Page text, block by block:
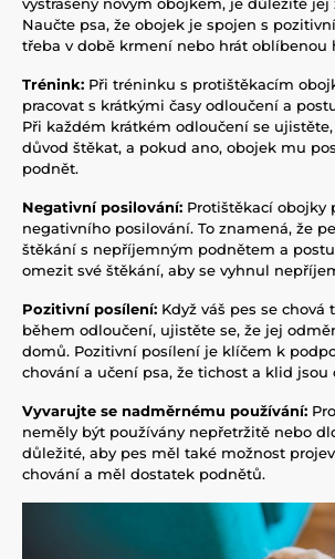
Naučte psa, že obojek je spojen s
třeba v době krmení nebo hrát oblíbenou
Trénink: Při tréninku s protištěkacím
pracovat s krátkými časy odloučení a
Při každém krátkém odloučení se
důvod štěkat, a pokud ano, obojek mu
podnět.
Negativní posilování: Protištěkací obojky
negativního posilování. To znamená, že
štěkání s nepříjemným podnětem a
omezit své štěkání, aby se vyhnul
Pozitivní posílení: Když váš pes se
během odloučení, ujistěte se, že jej
domů. Pozitivní posílení je klíčem k
chování a učení psa, že tichost a klid jsou
Vyvarujte se nadměrnému používání:
neměly být používány nepřetržitě nebo
důležité, aby pes měl také možnost
chování a měl dostatek podnětů.